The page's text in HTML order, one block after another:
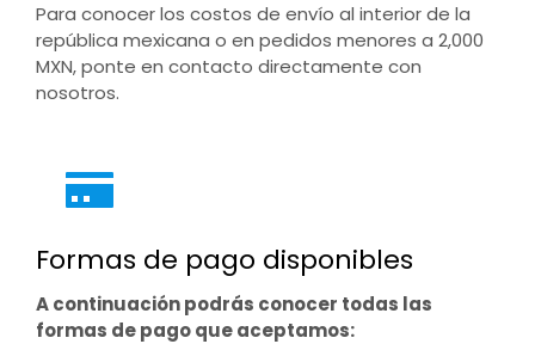
Para conocer los costos de envío al interior de la
república mexicana o en pedidos menores a 2,000
MXN, ponte en contacto directamente con
nosotros.
Formas de pago disponibles
A continuación podrás conocer todas las
formas de pago que aceptamos: